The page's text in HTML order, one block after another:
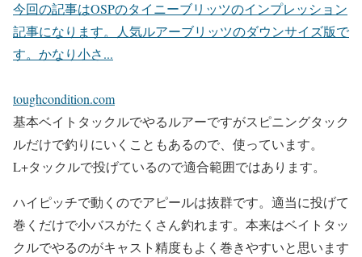
今回の記事はOSPのタイニーブリッツのインプレッション
記事になります。人気ルアーブリッツのダウンサイズ版で
す。かなり小さ...
toughcondition.com
基本ベイトタックルでやるルアーですがスピニングタック
ルだけで釣りにいくこともあるので、使っています。
L+タックルで投げているので適合範囲ではあります。
ハイピッチで動くのでアピールは抜群です。適当に投げて
巻くだけで小バスがたくさん釣れます。本来はベイトタッ
クルでやるのがキャスト精度もよく巻きやすいと思います